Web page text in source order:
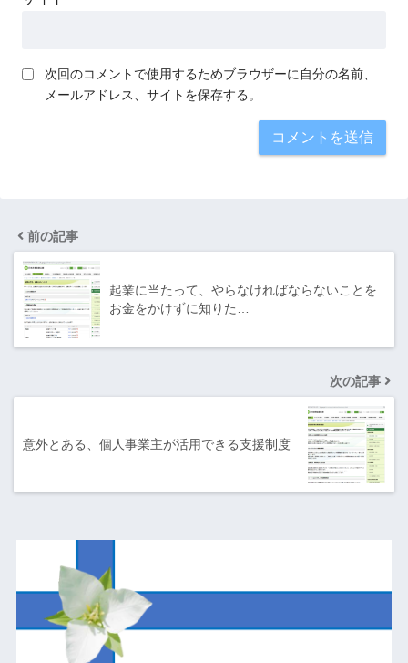
次回のコメントで使用するためブラウザーに自分の名前、
メールアドレス、サイトを保存する。
前の記事
起業に当たって、やらなければならないことを
お金をかけずに知りた…
次の記事
意外とある、個人事業主が活用できる支援制度